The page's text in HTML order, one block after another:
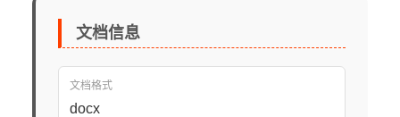
文档信息
文档格式
docx